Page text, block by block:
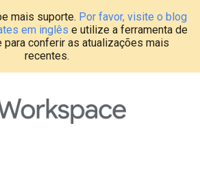
mais suporte. Por favor, visite o blog
em inglês e utilize a ferramenta de
para conferir as atualizações mais
recentes.